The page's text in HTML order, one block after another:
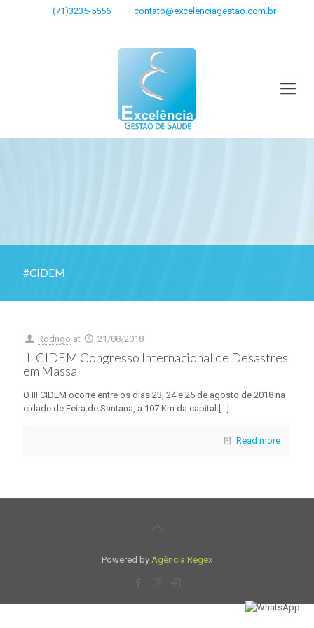
(71)3235-5556 contato@excelenciagestao.com.br
#CIDEM
Rodrigo at 21/08/2018
III CIDEM Congresso Internacional de Desastres
em Massa
O III CIDEM ocorre entre os dias 23, 24 e 25 de agosto de 2018 na
cidade de Feira de Santana, a 107 Km da capital
[…]
Read more
Powered by Agência Regex